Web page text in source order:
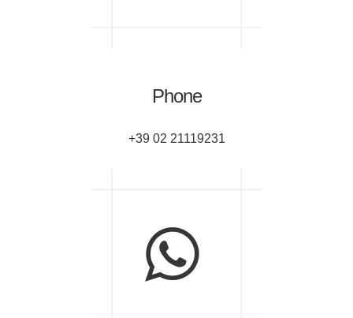
Phone
+39 02 21119231